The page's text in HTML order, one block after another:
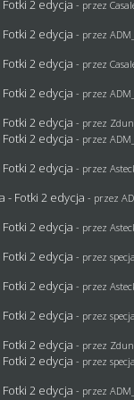
Fotki 2 edycja - przez
Fotki 2 edycja - przez
Fotki 2 edycja - przez
Fotki 2 edycja - przez
Fotki 2 edycja - przez
Fotki 2 edycja - przez
Fotki 2 edycja - przez
- Fotki 2 edycja - przez
Fotki 2 edycja - przez
Fotki 2 edycja - przez
Fotki 2 edycja - przez
Fotki 2 edycja - przez
Fotki 2 edycja - przez
Fotki 2 edycja - przez
Fotki 2 edycja - przez